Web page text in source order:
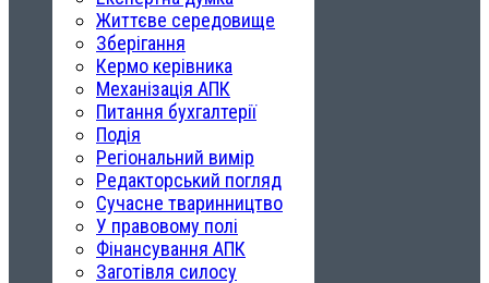
Життєве середовище
Зберігання
Кермо керівника
Механізація АПК
Питання бухгалтерії
Подія
Регіональний вимір
Редакторський погляд
Сучасне тваринництво
У правовому полі
Фінансування АПК
Заготівля силосу